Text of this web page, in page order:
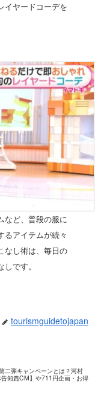
イヤードコーデを
など、普段の服に
るアイテムが続々
なし術は、毎日の
です。
tourismguidetojapan
二弾キャンペーンとは？河村
知篇CM】や711円企画・お得